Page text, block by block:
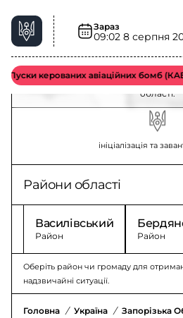
Зараз
09:02 8 серпня
Пуски керованих авіаційних бомб
Карта шквального
Оновлення щодо шквального
області.
ініціалізація та
Райони області
Василівський
Район Район
Оберіть район чи громаду для
надзвичайні ситуації.
Головна / Україна / Запорізька